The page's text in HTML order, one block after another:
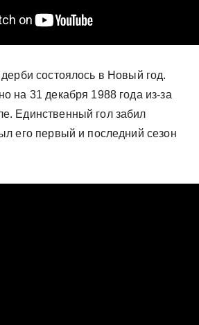
состоялось в Новый год.
на 31 декабря 1988 года из-за
Единственный гол забил
его первый и последний сезон